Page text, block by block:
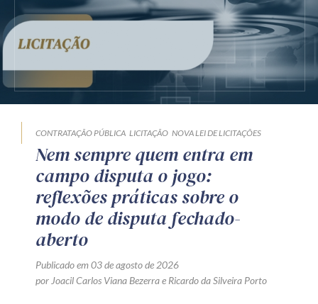
CONTRATAÇÃO PÚBLICA LICITAÇÃO NOVA LEI DE LICITAÇÕES
Nem sempre quem entra em
campo disputa o jogo:
reflexões práticas sobre o
modo de disputa fechado-
aberto
Publicado em 03 de agosto de 2026
por Joacil Carlos Viana Bezerrae Ricardo da Silveira Porto